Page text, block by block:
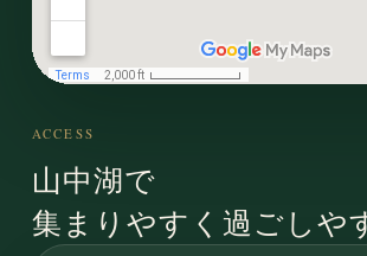
ACCESS
山中湖で
集まりやすく過ごしや